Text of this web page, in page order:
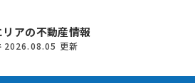
アの不動産情報
2026.08.05 更新